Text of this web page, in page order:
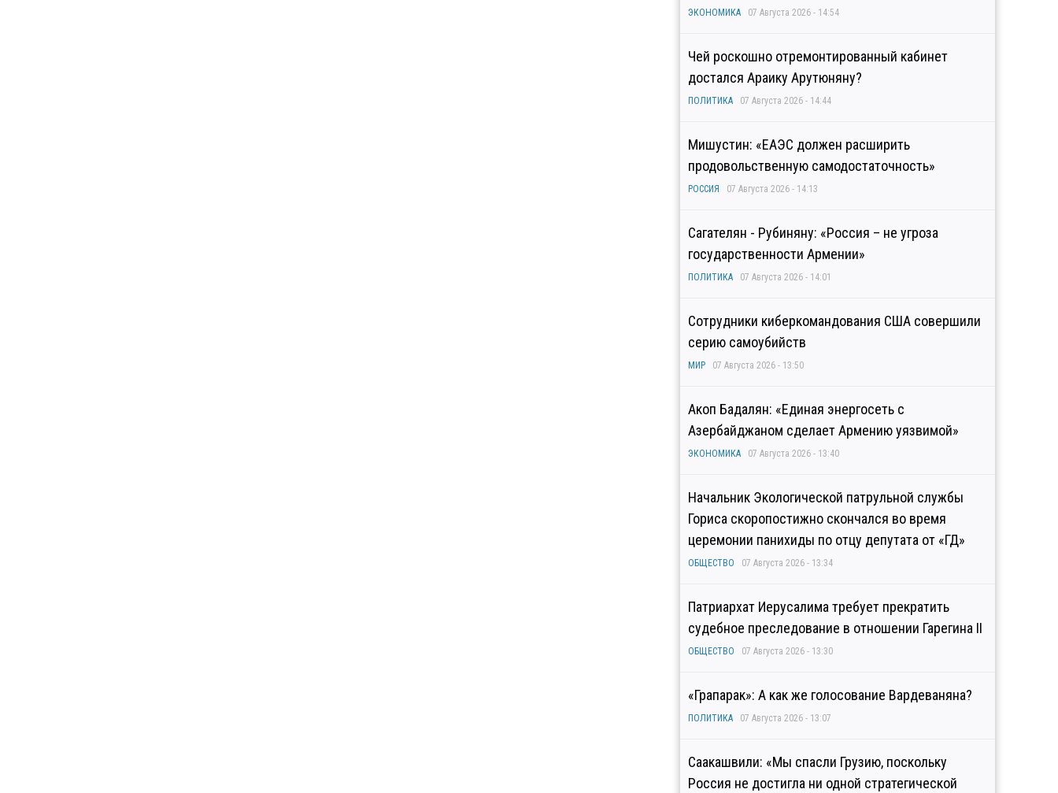
ЭКОНОМИКА 07 Августа 2026 - 14:54
Чей роскошно отремонтированный кабинет
достался Араику Арутюняну?
ПОЛИТИКА 07 Августа 2026 - 14:44
Мишустин: «ЕАЭС должен расширить
продовольственную самодостаточность»
РОССИЯ 07 Августа 2026 - 14:13
Сагателян - Рубиняну: «Россия – не угроза
государственности Армении»
ПОЛИТИКА 07 Августа 2026 - 14:01
Сотрудники киберкомандования США совершили
серию самоубийств
МИР 07 Августа 2026 - 13:50
Акоп Бадалян: «Единая энергосеть с
Азербайджаном сделает Армению уязвимой»
ЭКОНОМИКА 07 Августа 2026 - 13:40
Начальник Экологической патрульной службы
Гориса скоропостижно скончался во время
церемонии панихиды по отцу депутата от «ГД»
ОБЩЕСТВО 07 Августа 2026 - 13:34
Патриархат Иерусалима требует прекратить
судебное преследование в отношении Гарегина II
ОБЩЕСТВО 07 Августа 2026 - 13:30
«Грапарак»: А как же голосование Вардеваняна?
ПОЛИТИКА 07 Августа 2026 - 13:07
Саакашвили: «Мы спасли Грузию, поскольку
Россия не достигла ни одной стратегической